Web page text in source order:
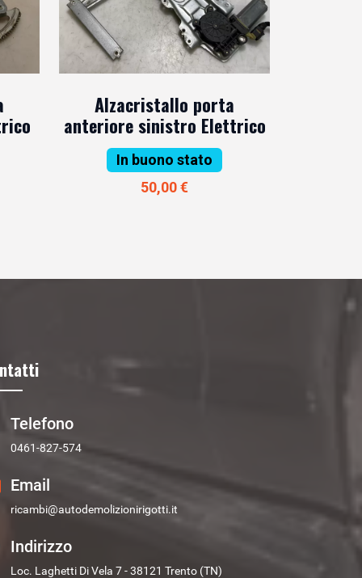
Alzacristallo porta
anteriore sinistro Elettrico
In buono stato
50,00 €
Telefono
0461-827-574
Email
ricambi@autodemolizionirigotti.it
Indirizzo
Loc. Laghetti Di Vela 7 - 38121 Trento (TN)